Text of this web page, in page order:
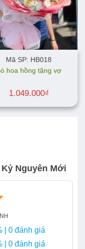
Mã SP: HB018
hoa hồng tặng vợ
1.049.000₫
Nguyên Mới
| 0 đánh giá
| 0 đánh giá